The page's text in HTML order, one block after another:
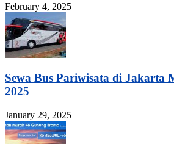
February 4, 2025
Sewa Bus Pariwisata di Jakarta
2025
January 29, 2025